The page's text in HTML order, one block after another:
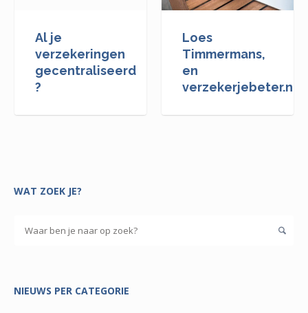
Al je
verzekeringen
gecentraliseerd
?
Loes
Timmermans,
en
verzekerjebeter.nl
WAT ZOEK JE?
NIEUWS PER CATEGORIE